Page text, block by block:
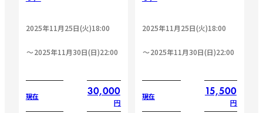
2025年11月25日(火)18:00
2025年11月30日(日)22:00
現在 30,000
円
2025年11月25日(火)18:00
2025年11月30日(日)22:00
現在 15,500
円